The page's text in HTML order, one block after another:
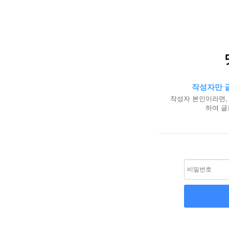
작성자만
작성자 본인이라면
하여